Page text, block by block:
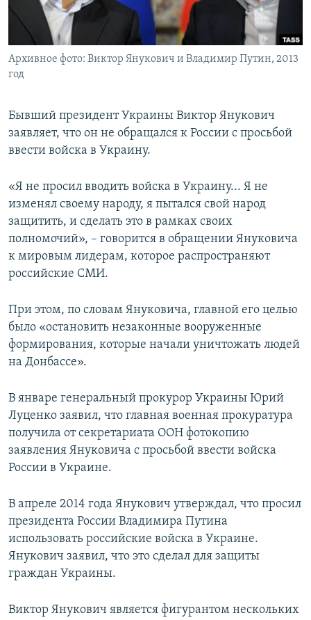
ПОБЕДИТЕЛЕЙ НЕ СУДЯТ?
КРЫМ.НЕПОКОРЕННЫЙ
ELIFBE
ПРИСОЕДИНЯЙТЕСЬ!
Архивное фото: Виктор Янукович и Владимир Путин, 2013
год
Бывший президент Украины Виктор Янукович
заявляет, что он не обращался к России с просьбой
ввести войска в Украину.
«Я не просил вводить войска в Украину... Я не
изменял своему народу, я пытался свой народ
защитить, и сделать это в рамках своих
полномочий», – говорится в обращении Януковича
к мировым лидерам, которое распространяют
российские СМИ.
При этом, по словам Януковича, главной его целью
было «остановить незаконные вооруженные
формирования, которые начали уничтожать людей
на Донбассе».
В январе генеральный прокурор Украины Юрий
Луценко заявил, что главная военная прокуратура
получила от секретариата ООН фотокопию
заявления Януковича с просьбой ввести войска
России в Украине.
В апреле 2014 года Янукович утверждал, что просил
президента России Владимира Путина
использовать российские войска в Украине.
Янукович заявил, что это сделал для защиты
граждан Украины.
Виктор Янукович является фигурантом нескольких